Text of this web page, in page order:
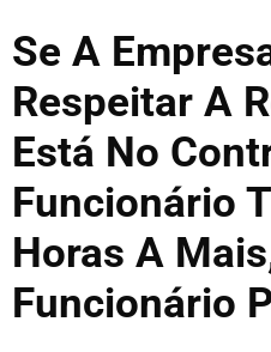
Se A
Respeitar A
Está No
Funcionário
Horas A
Funcionário